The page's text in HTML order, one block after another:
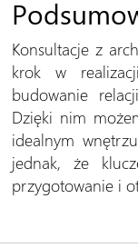
Konsultacje z
krok w
budowanie
Dzięki nim
idealnym
jednak, że
przygotowanie i